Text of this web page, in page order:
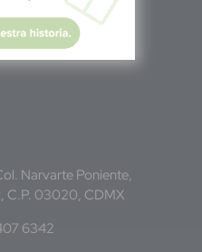
- El Salvador 0614-
Narvarte Poniente,
C.P. 03020, CDMX
6342